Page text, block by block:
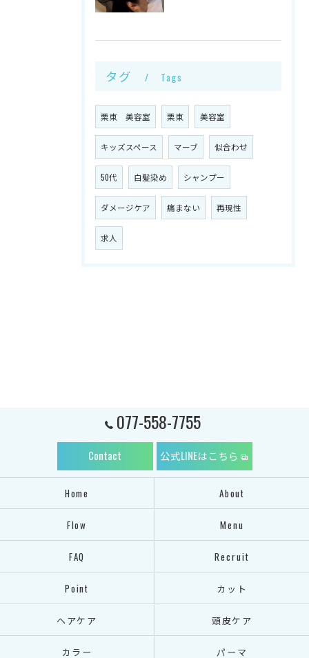
タグ Tags
栗東 美容室 栗東 美容室
キッズスペース マーブ 似合わせ
50代 白髪染め シャンプー
ダメージケア 痛まない 再現性
求人
077-558-7755
Contact 公式LINEはこちら
Home About
Flow Menu
FAQ Recruit
Point カット
ヘアケア 頭皮ケア
カラー パーマ